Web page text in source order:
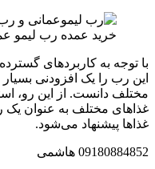
خرید عمده رب لیمو
با توجه به کاربردهای
این رب را یک افزودنی
مختلف دانست. از این رو،
غذاهای مختلف به عنوان
غذاها پیشنهاد می‌شود.
09180884852 هاشمی